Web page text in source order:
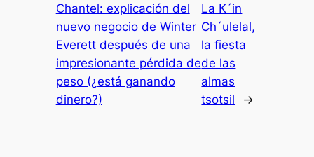
Chantel: explicación del
nuevo negocio de Winter
Everett después de una
impresionante pérdida de
peso (¿está ganando
dinero?)
La K´in
Ch´ulelal,
la fiesta
de las
almas
tsotsil
→